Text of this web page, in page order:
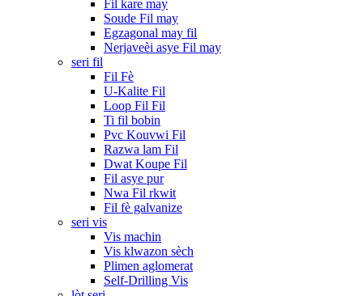
Fil kare may
Soude Fil may
Egzagonal may fil
Nerjaveèi asye Fil may
seri fil
Fil Fè
U-Kalite Fil
Loop Fil Fil
Ti fil bobin
Pvc Kouvwi Fil
Razwa lam Fil
Dwat Koupe Fil
Fil asye pur
Nwa Fil rkwit
Fil fè galvanize
seri vis
Vis machin
Vis klwazon sèch
Plimen aglomerat
Self-Drilling Vis